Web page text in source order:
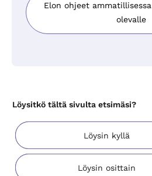
Elon ohjeet
olevalle
Löysitkö tältä sivulta etsimäsi?
Löysin kyllä
Löysin osittain